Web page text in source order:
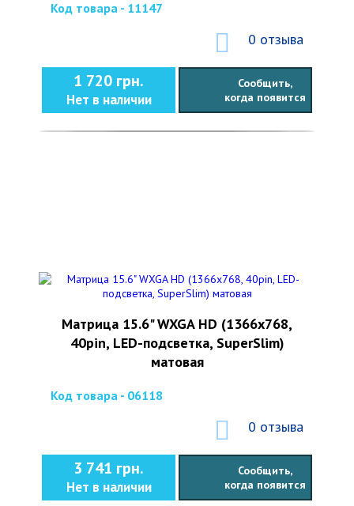
Код товара - 11147
0 отзыва
1 720 грн.
Нет в наличии
Сообщить,
когда появится
Матрица 15.6" WXGA HD (1366x768,
40pin, LED-подсветка, SuperSlim)
матовая
Код товара - 06118
0 отзыва
3 741 грн.
Нет в наличии
Сообщить,
когда появится